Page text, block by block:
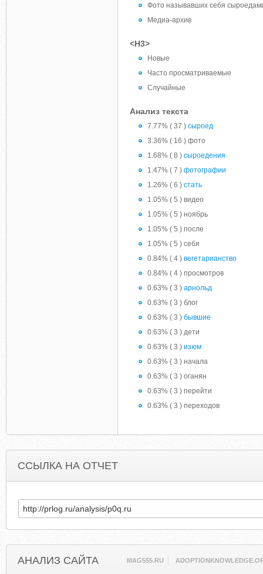
Фото называвших себя
Медиа-архив
<H3>
Новые
Часто просматриваемые
Случайные
Анализ текста
7.77% ( 37 ) сыроед
3.36% ( 16 ) фото
1.68% ( 8 ) сыроедения
1.47% ( 7 ) фотографии
1.26% ( 6 ) стать
1.05% ( 5 ) видео
1.05% ( 5 ) ноябрь
1.05% ( 5 ) после
1.05% ( 5 ) себя
0.84% ( 4 ) вегетарианство
0.84% ( 4 ) просмотров
0.63% ( 3 ) арнольд
0.63% ( 3 ) блог
0.63% ( 3 ) бывшие
0.63% ( 3 ) дети
0.63% ( 3 ) изюм
0.63% ( 3 ) начала
0.63% ( 3 ) оганян
0.63% ( 3 ) перейти
0.63% ( 3 ) переходов
ССЫЛКА НА ОТЧЕТ
АНАЛИЗ САЙТА MAG555.RU